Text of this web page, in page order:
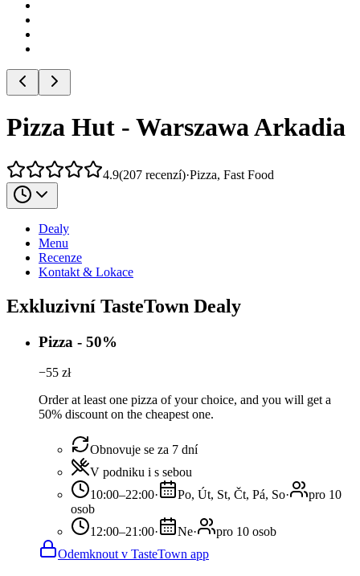
Pizza Hut - Warszawa Arkadia
4.9(207 recenzí)·Pizza, Fast Food
Dealy
Menu
Recenze
Kontakt & Lokace
Exkluzivní TasteTown Dealy
Pizza - 50%
−55 zł
Order at least one pizza of your choice, and you will get a
50% discount on the cheapest one.
Obnovuje se za 7 dní
V podniku i s sebou
10:00–22:00· Po, Út, St, Čt, Pá, So·
pro 10
osob
12:00–21:00· Ne·
pro 10 osob
Odemknout v TasteTown app